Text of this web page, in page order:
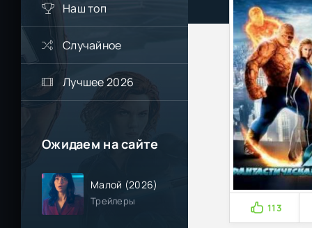
Наш топ
Случайное
Лучшее 2026
Ожидаем на сайте
Малой (2026)
Трейлеры
113